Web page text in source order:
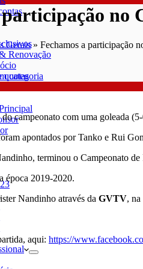
Renovação
quotas
no
Gerais» Fechamos a participação
categoria
campeonato com uma goleada
apontados por Tanko e Rui
terminou o Campeonato
época 2019-2020.
Nandinho através da GVTV,
aqui: https://